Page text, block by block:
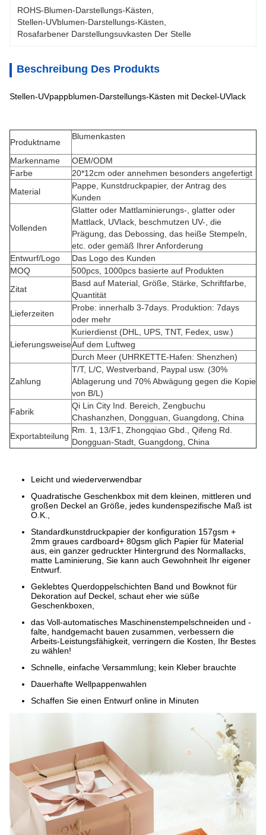
ROHS-Blumen-Darstellungs-Kästen
Stellen-UVblumen-Darstellungs-Kästen
Rosafarbener Darstellungsuvkasten Der Stelle
Beschreibung Des Produkts
Stellen-UVpappblumen-Darstellungs-Kästen mit Deckel-UVlack
Produktname
Blumenkasten
Markenname
OEM/ODM
Farbe
20*12cm oder annehmen besonders angefertigt
Material
Pappe, Kunstdruckpapier, der Antrag des
Kunden
Vollenden
Glatter oder Mattlaminierungs-, glatter oder
Mattlack, UVlack, beschmutzen UV-, die
Prägung, das Debossing, das heiße Stempeln,
etc. oder gemäß Ihrer Anforderung
Entwurf/Logo
Das Logo des Kunden
MOQ
500pcs, 1000pcs basierte auf Produkten
Zitat
Basd auf Material, Größe, Stärke, Schriftfarbe,
Quantität
Lieferzeiten
Probe: innerhalb 3-7days. Produktion: 7days
oder mehr
Lieferungsweise
Kurierdienst (DHL, UPS, TNT, Fedex, usw.)
Auf dem Luftweg
Durch Meer (UHRKETTE-Hafen: Shenzhen)
Zahlung
T/T, L/C, Westverband, Paypal usw. (30%
Ablagerung und 70% Abwägung gegen die Kopie
von B/L)
Fabrik
Qi Lin City Ind. Bereich, Zengbuchu
Chashanzhen, Dongguan, Guangdong, China
Exportabteilung
Rm. 1, 13/F1, Zhongqiao Gbd., Qifeng Rd.
Dongguan-Stadt, Guangdong, China
Leicht und wiederverwendbar
Quadratische Geschenkbox mit dem kleinen, mittleren und
großen Deckel an Größe, jedes kundenspezifische Maß ist
O.K.,
Standardkunstdruckpapier der konfiguration 157gsm +
2mm graues cardboard+ 80gsm glich Papier für Material
aus, ein ganzer gedruckter Hintergrund des Normallacks,
matte Laminierung, Sie kann auch Gewohnheit Ihr eigener
Entwurf.
Geklebtes Querdoppelschichten Band und Bowknot für
Dekoration auf Deckel, schaut eher wie süße
Geschenkboxen,
das Voll-automatisches Maschinenstempelschneiden und -
falte, handgemacht bauen zusammen, verbessern die
Arbeits-Leistungsfähigkeit, verringern die Kosten, Ihr Bestes
zu wählen!
Schnelle, einfache Versammlung; kein Kleber brauchte
Dauerhafte Wellpappenwahlen
Schaffen Sie einen Entwurf online in Minuten